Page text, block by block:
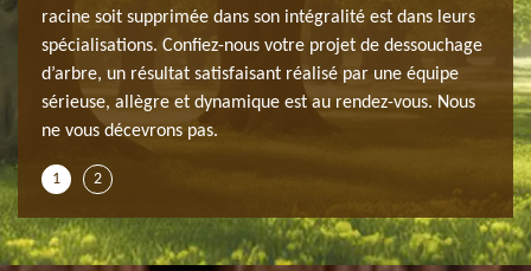
racine soit supprimée dans son intégralité est dans leurs
spécialisations. Confiez-nous votre projet de dessouchage
d’arbre, un résultat satisfaisant réalisé par une équipe
sérieuse, allègre et dynamique est au rendez-vous. Nous
ne vous décevrons pas.
1 2